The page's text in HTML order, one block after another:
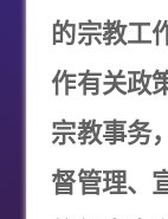
的宗教工
作有关政
宗教事务
督管理、